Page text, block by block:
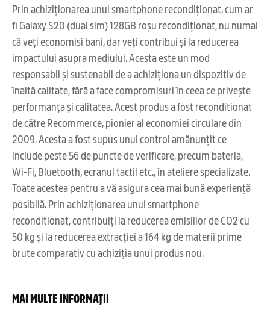
Prin achiziționarea unui smartphone recondiționat, cum ar
fi Galaxy S20 (dual sim) 128GB roșu recondiționat, nu numai
că veți economisi bani, dar veți contribui și la reducerea
impactului asupra mediului. Acesta este un mod
responsabil și sustenabil de a achiziționa un dispozitiv de
înaltă calitate, fără a face compromisuri în ceea ce privește
performanța și calitatea. Acest produs a fost reconditionat
de către Recommerce, pionier al economiei circulare din
2009. Acesta a fost supus unui control amănunțit ce
include peste 56 de puncte de verificare, precum bateria,
Wi-Fi, Bluetooth, ecranul tactil etc., în ateliere specializate.
Toate acestea pentru a vă asigura cea mai bună experiență
posibilă. Prin achiziționarea unui smartphone
reconditionat, contribuiți la reducerea emisiilor de CO2 cu
50 kg și la reducerea extracției a 164 kg de materii prime
brute comparativ cu achiziția unui produs nou.
MAI MULTE INFORMAȚII